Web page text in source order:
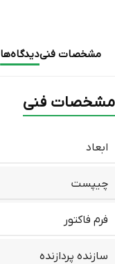
مشخصات فنیدیدگاه‌ها
مشخصات فنی
ابعاد
چیپست
فرم فاکتور
سازنده پردازنده